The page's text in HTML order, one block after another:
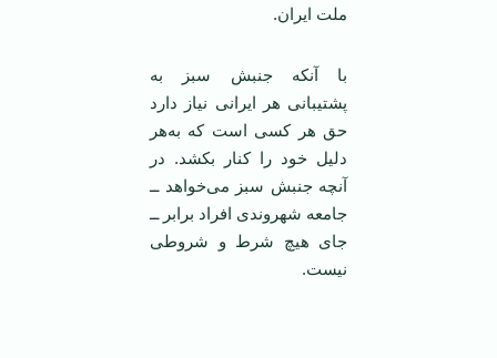
ملت ایران.
با آنکه جنبش سبز به
پشتیبانی هر ایرانی نیاز دارد
حق هر کسی است که به‌هر
دلیل خود را کنار بکشد. در
آنچه جنبش سبز می‌خواهد ــ
جامعه شهروندی افراد برابر ــ
جای هیچ شرط و شروطی
نیست.